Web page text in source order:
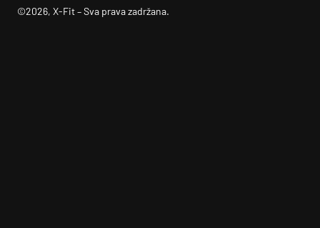
©2026, X-Fit – Sva prava zadržana.